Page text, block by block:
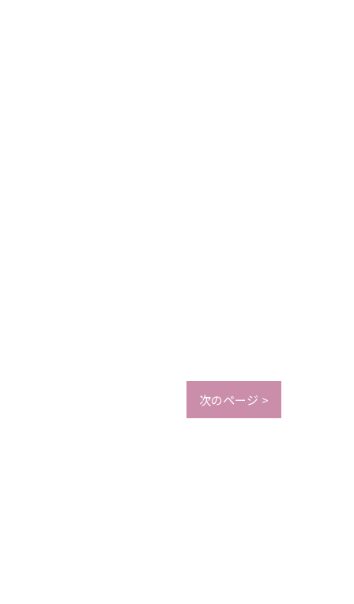
次のページ >